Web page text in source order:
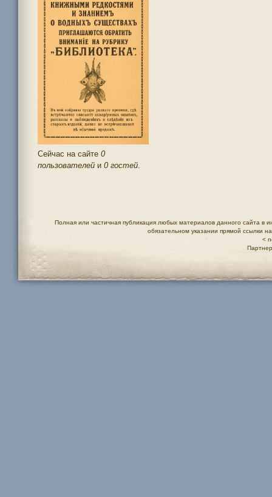
Сейчас на сайте 0
пользователей и 0 гостей.
Полная или частичная публикация любых материалов данного сайта в
обязательном указании прямой ссылки
<